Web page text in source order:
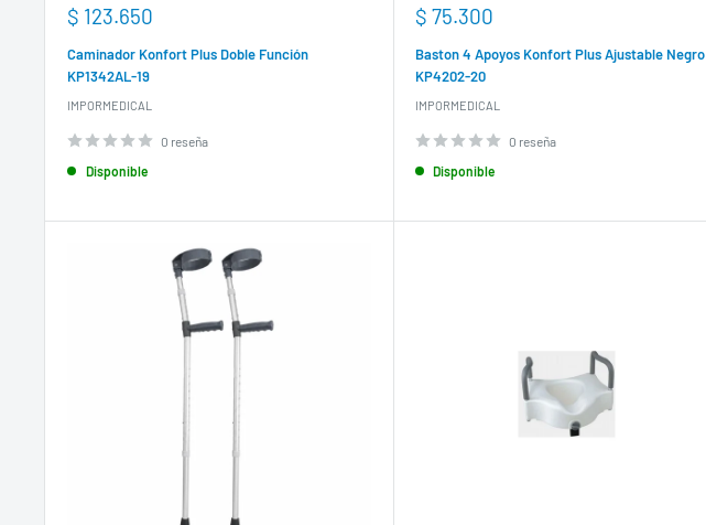
Precio
de
venta
$ 123.650
Caminador Konfort Plus Doble Función
KP1342AL-19
IMPORMEDICAL
0 reseña
Disponible
Precio
de
venta
$ 75.300
Baston 4 Apoyos Konfort Plus Ajustable Negro
KP4202-20
IMPORMEDICAL
0 reseña
Disponible